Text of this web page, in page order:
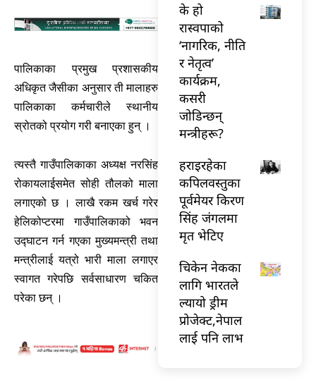
पालिकाका प्रमुख प्रशासकीय
अधिकृत जैसीका अनुसार ती मालाहरु
पालिकाका कर्मचारीले स्थानीय
स्रोतको प्रयोग गरी बनाएका हुन् ।
त्यस्तै गाउँपालिकाका अध्यक्ष नरसिंह
रोकायलाईसमेत सोही तौलको माला
लगाएको छ । लाखै रकम खर्च गरेर
हेलिकोप्टरमा गाउँपालिकाको भवन
उद्घाटन गर्न गएका मुख्यमन्त्री तथा
मन्त्रीलाई यत्रो भारी माला लगाएर
स्वागत गरेपछि सर्वसाधारण चकित
परेका छन् ।
के हो
रास्वपाको
‘नागरिक, नीति
र नेतृत्व’
कार्यक्रम,
कसरी
जोडिन्छन्
मन्त्रीहरू?
हराइरहेका
कपिलवस्तुका
पूर्वमेयर किरण
सिंह जंगलमा
मृत भेटिए
चिकेन नेकका
लागि भारतले
ल्यायो ड्रीम
प्रोजेक्ट,नेपाल
लाई पनि लाभ